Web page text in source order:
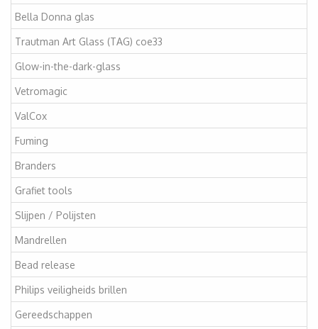
Bella Donna glas
Trautman Art Glass (TAG) coe33
Glow-in-the-dark-glass
Vetromagic
ValCox
Fuming
Branders
Grafiet tools
Slijpen / Polijsten
Mandrellen
Bead release
Philips veiligheids brillen
Gereedschappen